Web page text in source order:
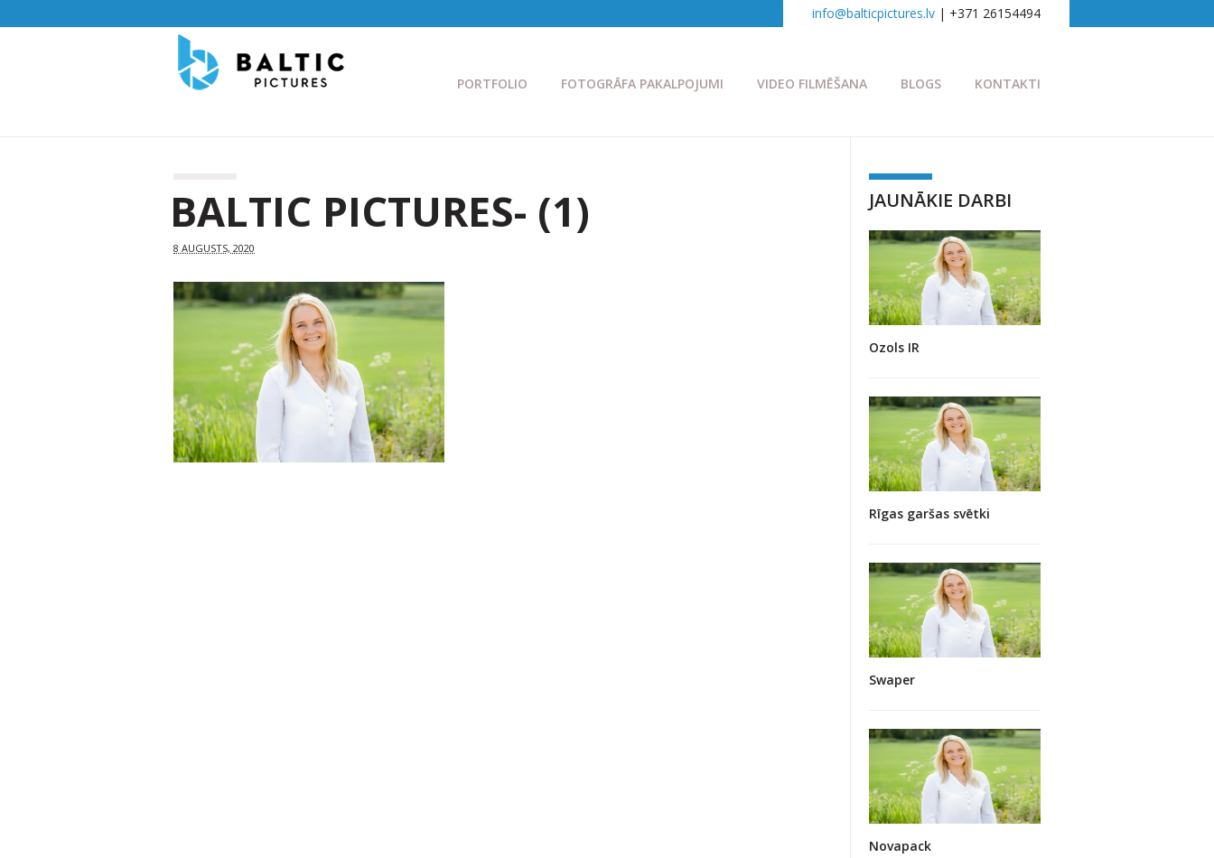
info@balticpictures.lv | +371 26154494
PORTFOLIO FOTOGRĀFA PAKALPOJUMI VIDEO FILMĒŠANA BLOGS KONTAKTI
BALTIC PICTURES- (1)
8 AUGUSTS, 2020
JAUNĀKIE DARBI
Ozols IR
Rīgas garšas svētki
Swaper
Novapack